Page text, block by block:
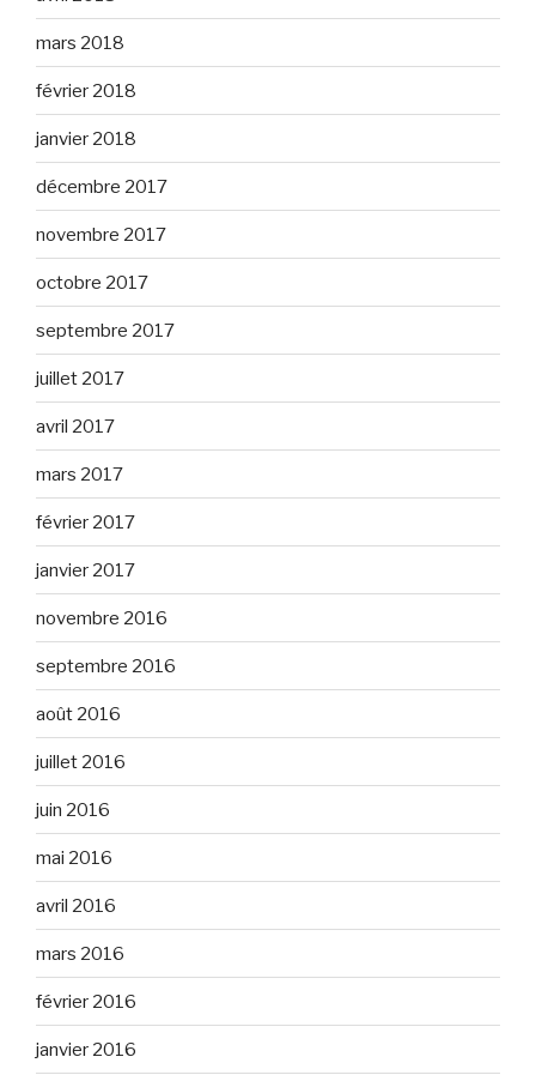
mars 2018
février 2018
janvier 2018
décembre 2017
novembre 2017
octobre 2017
septembre 2017
juillet 2017
avril 2017
mars 2017
février 2017
janvier 2017
novembre 2016
septembre 2016
août 2016
juillet 2016
juin 2016
mai 2016
avril 2016
mars 2016
février 2016
janvier 2016